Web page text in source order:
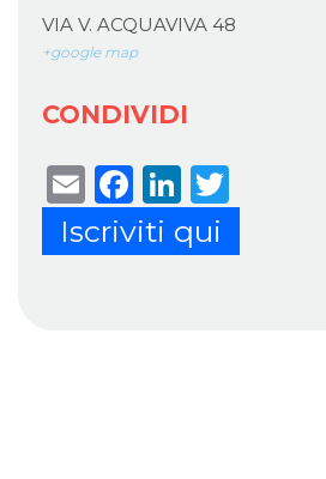
VIA V. ACQUAVIVA 48
+google map
CONDIVIDI
EmailFacebook
LinkedIn
Iscriviti qui